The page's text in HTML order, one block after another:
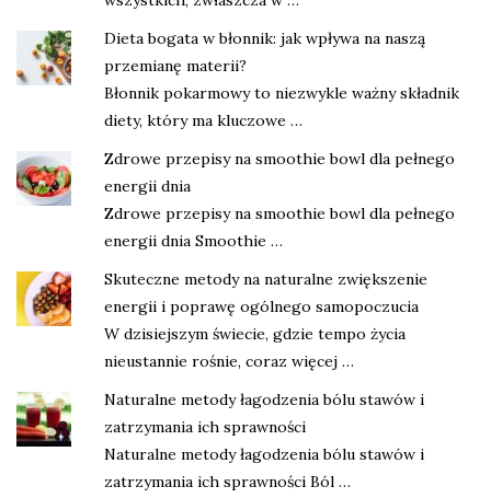
Dieta bogata w błonnik: jak wpływa na naszą
przemianę materii?
Błonnik pokarmowy to niezwykle ważny składnik
diety, który ma kluczowe …
Zdrowe przepisy na smoothie bowl dla pełnego
energii dnia
Zdrowe przepisy na smoothie bowl dla pełnego
energii dnia Smoothie …
Skuteczne metody na naturalne zwiększenie
energii i poprawę ogólnego samopoczucia
W dzisiejszym świecie, gdzie tempo życia
nieustannie rośnie, coraz więcej …
Naturalne metody łagodzenia bólu stawów i
zatrzymania ich sprawności
Naturalne metody łagodzenia bólu stawów i
zatrzymania ich sprawności Ból …